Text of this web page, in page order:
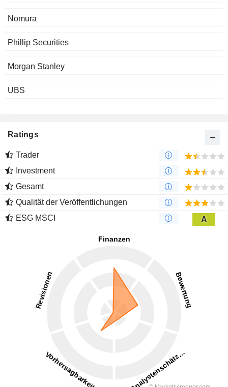
Nomura
Phillip Securities
Morgan Stanley
UBS
Ratings
Trader
Investment
Gesamt
Qualität der Veröffentlichungen
ESG MSCI
A